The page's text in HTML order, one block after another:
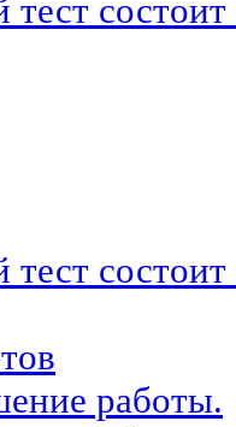
тест
тест
работы.